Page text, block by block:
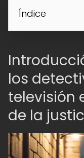
Índice
los
televisión
de la